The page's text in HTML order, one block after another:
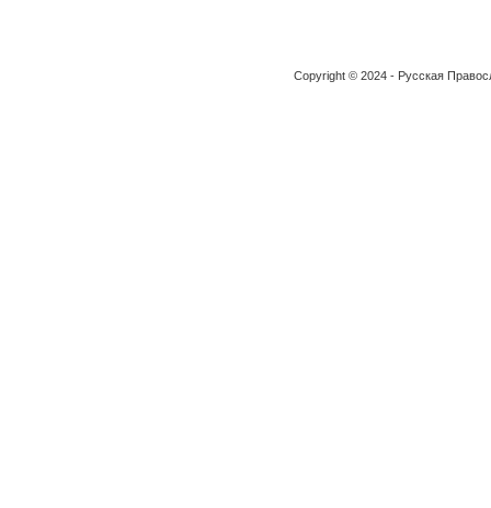
Copyright © 2024 - Русская